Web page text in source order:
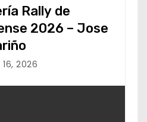
Rally de
2026 – Jose
2026